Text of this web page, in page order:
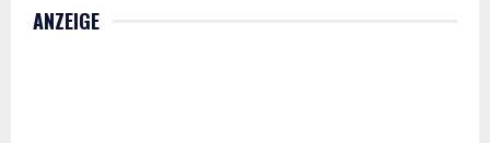
ANZEIGE